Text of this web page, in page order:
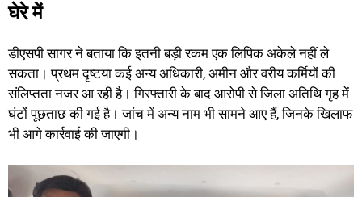
घेरे में
डीएसपी सागर ने बताया कि इतनी बड़ी रकम एक लिपिक अकेले नहीं ले
सकता। प्रथम दृष्टया कई अन्य अधिकारी, अमीन और वरीय कर्मियों की
संलिप्तता नजर आ रही है। गिरफ्तारी के बाद आरोपी से जिला अतिथि गृह में
घंटों पूछताछ की गई है। जांच में अन्य नाम भी सामने आए हैं, जिनके खिलाफ
भी आगे कार्रवाई की जाएगी।